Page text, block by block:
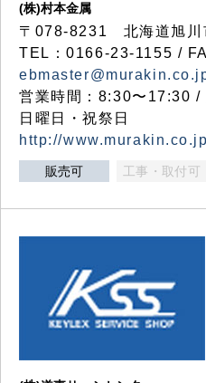
(株)村本金属
〒078-8231 北海道旭川
TEL：0166-23-1155 /
営業時間：8:30〜17:30 /
日曜日・祝祭日
http://www.murakin.co.jp
販売可 工事・取付可